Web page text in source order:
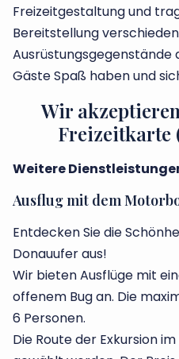
Freizeitgestaltung und
Bereitstellung
Ausrüstungsgegenstände
Gäste Spaß haben und
Wir
Freizeitkarte
Weitere
Ausflug mit dem
Entdecken Sie die
Donauufer aus!
Wir bieten Ausflüge mit
offenem Bug an. Die
6 Personen.
Die Route der Exkursion